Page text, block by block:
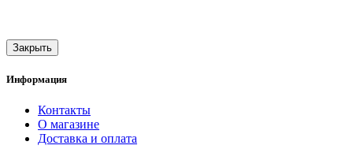
Закрыть
Информация
Контакты
О магазине
Доставка и оплата